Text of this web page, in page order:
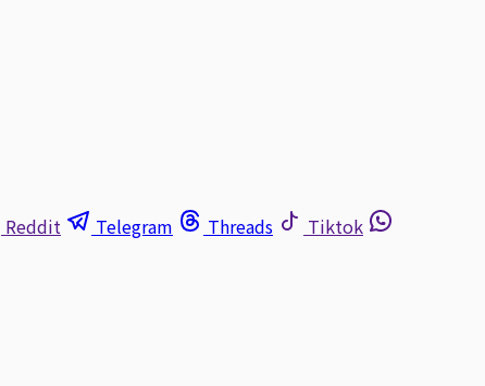
Reddit Telegram Threads
Tiktok